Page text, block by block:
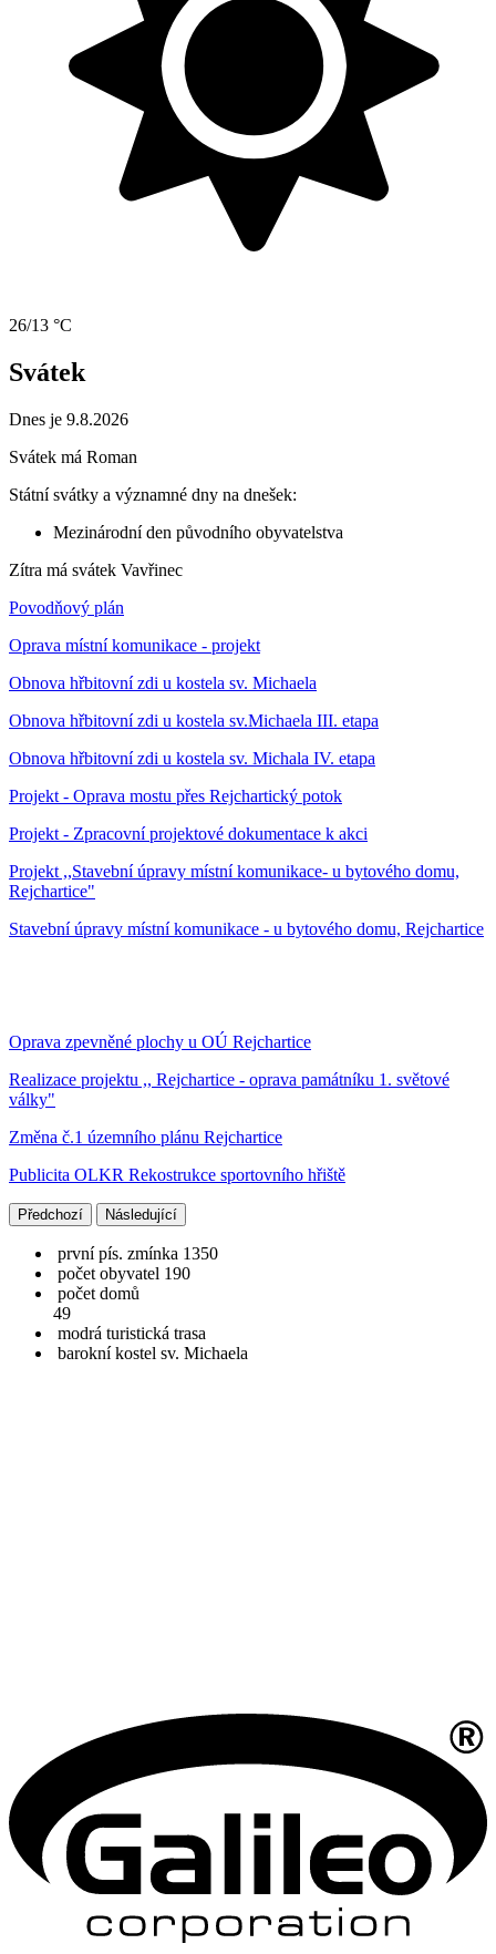
26/13 °C
Svátek
Dnes je 9.8.2026
Svátek má Roman
Státní svátky a významné dny na dnešek:
Mezinárodní den původního obyvatelstva
Zítra má svátek Vavřinec
Povodňový plán
Oprava místní komunikace - projekt
Obnova hřbitovní zdi u kostela sv. Michaela
Obnova hřbitovní zdi u kostela sv.Michaela III. etapa
Obnova hřbitovní zdi u kostela sv. Michala IV. etapa
Projekt - Oprava mostu přes Rejchartický potok
Projekt - Zpracovní projektové dokumentace k akci
Projekt ,,Stavební úpravy místní komunikace- u bytového domu,
Rejchartice"
Stavební úpravy místní komunikace - u bytového domu, Rejchartice
Oprava zpevněné plochy u OÚ Rejchartice
Realizace projektu ,, Rejchartice - oprava památníku 1. světové
války"
Změna č.1 územního plánu Rejchartice
Publicita OLKR Rekostrukce sportovního hřiště
Předchozí Následující
první pís. zmínka 1350
počet obyvatel 190
počet domů
49
modrá turistická trasa
barokní kostel sv. Michaela